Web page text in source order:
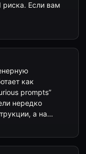
риска. Если вам
как
prompts”
нередко
а на…